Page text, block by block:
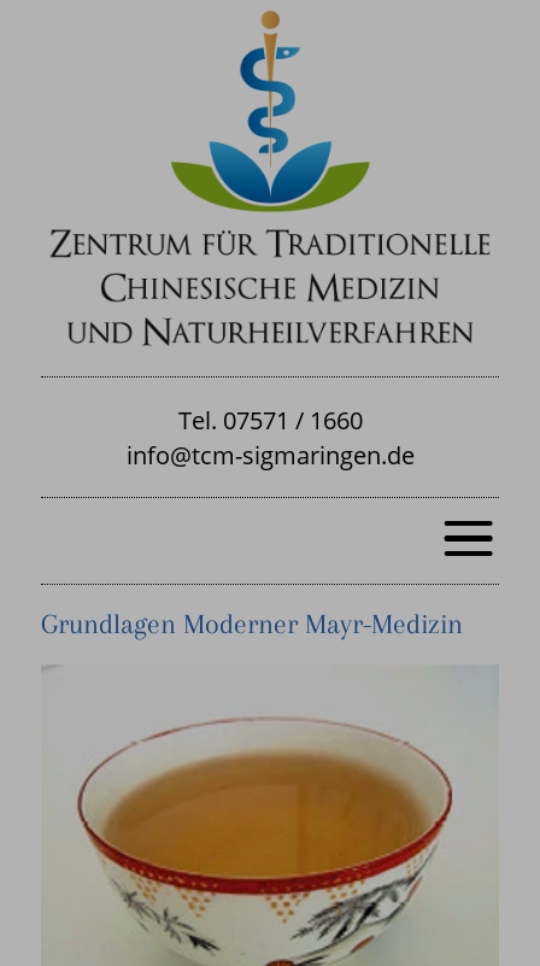
Tel. 07571 / 1660
info@tcm-sigmaringen.de
Grundlagen Moderner Mayr-Medizin